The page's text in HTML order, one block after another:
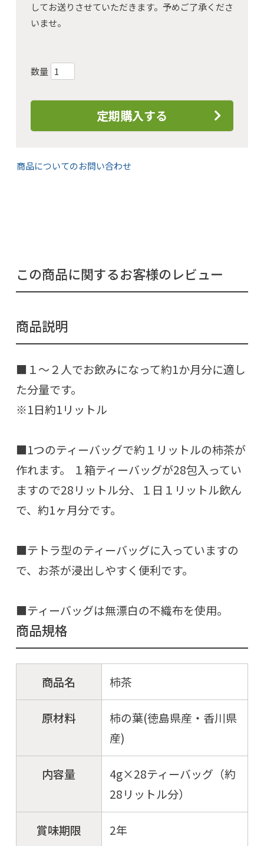
してお送りさせていただきます。予めご了承くださ
いませ。
定期購入する
商品についてのお問い合わせ
この商品に関するお客様のレビュー
商品説明
■１～２人でお飲みになって約1か月分に適し
た分量です。
※1日約1リットル
■1つのティーバッグで約１リットルの柿茶が
作れます。 １箱ティーバッグが28包入ってい
ますので28リットル分、１日１リットル飲ん
で、約1ヶ月分です。
■テトラ型のティーバッグに入っていますの
で、お茶が浸出しやすく便利です。
■ティーバッグは無漂白の不織布を使用。
商品規格
商品名 柿茶
原材料
柿の葉(徳島県産・香川県
産)
内容量
4g×28ティーバッグ（約
28リットル分）
賞味期限 2年